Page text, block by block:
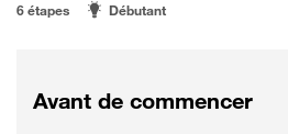
6 étapes Débutant
Avant de commencer